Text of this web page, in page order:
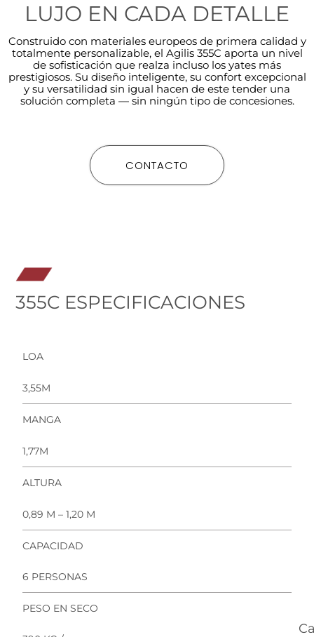
LUJO EN CADA DETALLE
Construido con materiales europeos de primera calidad y
totalmente personalizable, el Agilis 355C aporta un nivel
de sofisticación que realza incluso los yates más
prestigiosos. Su diseño inteligente, su confort excepcional
y su versatilidad sin igual hacen de este tender una
solución completa — sin ningún tipo de concesiones.
CONTACTO
355C ESPECIFICACIONES
LOA
3,55M
MANGA
1,77M
ALTURA
0,89 M – 1,20 M
CAPACIDAD
6 PERSONAS
PESO EN SECO